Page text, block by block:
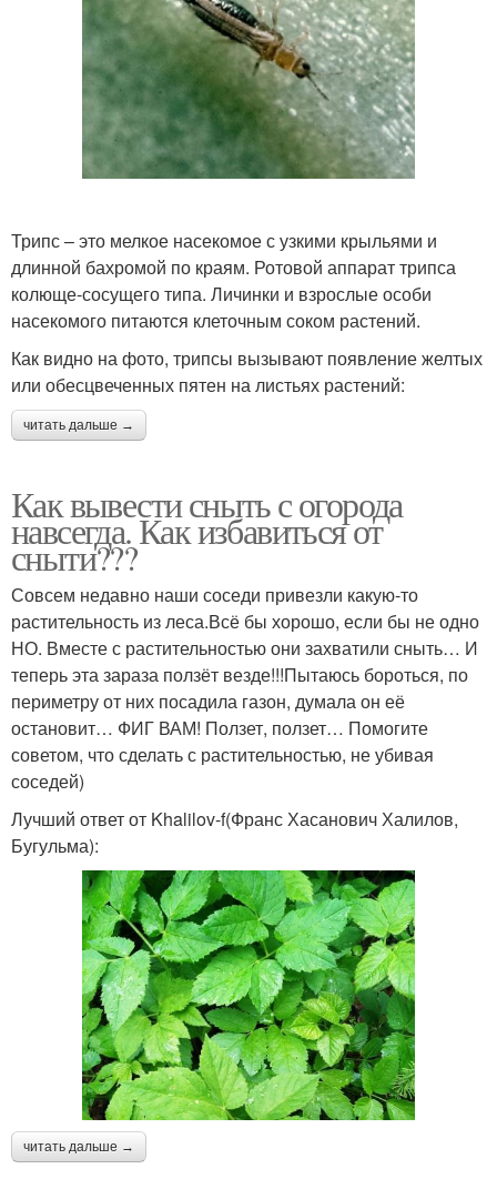
Трипс – это мелкое насекомое с узкими крыльями и
длинной бахромой по краям. Ротовой аппарат трипса
колюще-сосущего типа. Личинки и взрослые особи
насекомого питаются клеточным соком растений.
Как видно на фото, трипсы вызывают появление желтых
или обесцвеченных пятен на листьях растений:
читать дальше →
Как вывести сныть с огорода
навсегда. Как избавиться от
сныти???
Совсем недавно наши соседи привезли какую-то
растительность из леса.Всё бы хорошо, если бы не одно
НО. Вместе с растительностью они захватили сныть… И
теперь эта зараза ползёт везде!!!Пытаюсь бороться, по
периметру от них посадила газон, думала он её
остановит… ФИГ ВАМ! Ползет, ползет… Помогите
советом, что сделать с растительностью, не убивая
соседей)
Лучший ответ от Khalilov-f(Франс Хасанович Халилов,
Бугульма):
читать дальше →